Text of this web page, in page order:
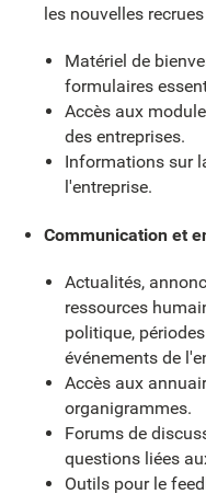
les nouvelles
Matériel de
formulaires
Accès aux
des entreprises.
Informations sur
l'entreprise.
Communication et
Actualités,
ressources
politique,
événements de
Accès aux
organigrammes.
Forums de
questions liées
Outils pour le